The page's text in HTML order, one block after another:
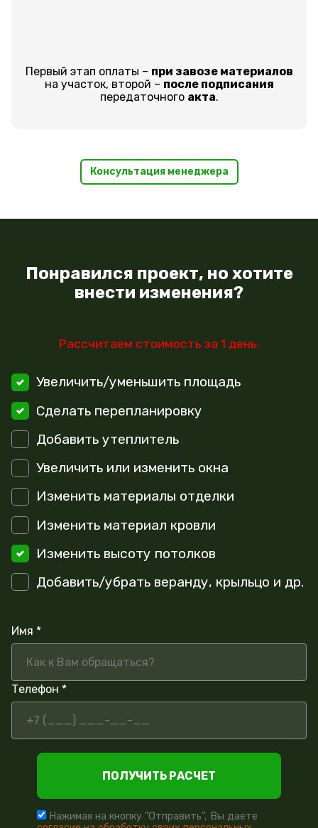
Первый этап оплаты – при завозе материалов
на участок, второй – после подписания
передаточного акта.
Консультация менеджера
Понравился проект, но хотите
внести изменения?
Рассчитаем стоимость за 1 день.
Увеличить/уменьшить площадь
Сделать перепланировку
Добавить утеплитель
Увеличить или изменить окна
Изменить материалы отделки
Изменить материал кровли
Изменить высоту потолков
Добавить/убрать веранду, крыльцо и др.
Имя *
Телефон *
ПОЛУЧИТЬ РАСЧЕТ
Нажимая на кнопку "Отправить", Вы даете